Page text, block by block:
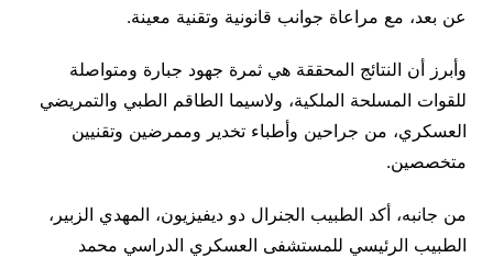
عن بعد، مع مراعاة جوانب قانونية وتقنية معينة.
وأبرز أن النتائج المحققة هي ثمرة جهود جبارة ومتواصلة
للقوات المسلحة الملكية، ولاسيما الطاقم الطبي والتمريضي
العسكري، من جراحين وأطباء تخدير وممرضين وتقنيين
متخصصين.
من جانبه، أكد الطبيب الجنرال دو ديفيزيون، المهدي الزبير،
الطبيب الرئيسي للمستشفى العسكري الدراسي محمد